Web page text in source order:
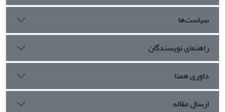
سیاست‌ها
راهنمای نویسندگان
داوری همتا
ارسال مقاله